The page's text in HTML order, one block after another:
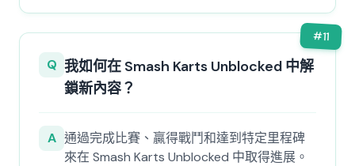
#11
Q 我如何在 Smash Karts Unblocked 中解
鎖新內容？
A 通過完成比賽、贏得戰鬥和達到特定里程碑
來在 Smash Karts Unblocked 中取得進展。